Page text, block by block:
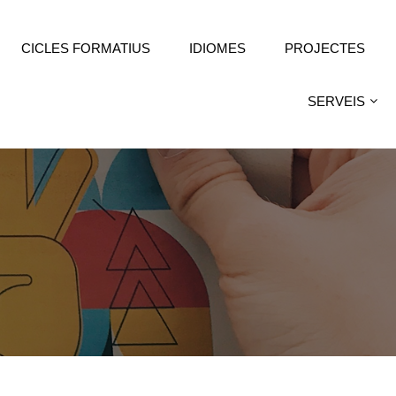
CICLES FORMATIUS IDIOMES PROJECTES
SERVEIS